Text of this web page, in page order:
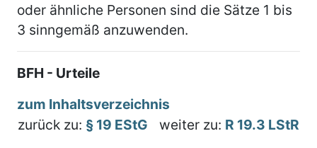
oder ähnliche Personen sind die Sätze 1 bis
3 sinngemäß anzuwenden.
BFH - Urteile
zum Inhaltsverzeichnis
zurück zu: § 19 EStG weiter zu: R 19.3 LStR